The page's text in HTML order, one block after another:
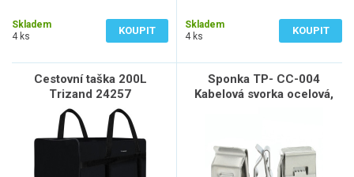
Skladem
4 ks
KOUPIT
Skladem
4 ks
KOUPIT
Cestovní taška 200L
Trizand 24257
Sponka TP- CC-004
Kabelová svorka ocelová,